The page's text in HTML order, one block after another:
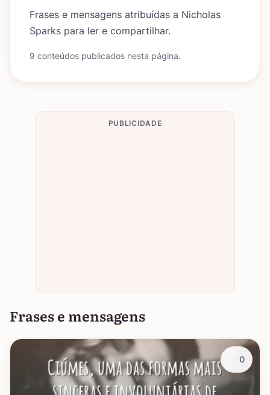
Frases e mensagens atribuídas a Nicholas
Sparks para ler e compartilhar.
9 conteúdos publicados nesta página.
PUBLICIDADE
Frases e mensagens
0